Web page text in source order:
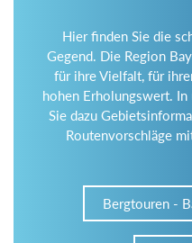
Hier finden Sie die
Gegend. Die Region
für ihre Vielfalt, für
hohen Erholungswert.
Sie dazu
Routenvorschläge
Bergtouren -